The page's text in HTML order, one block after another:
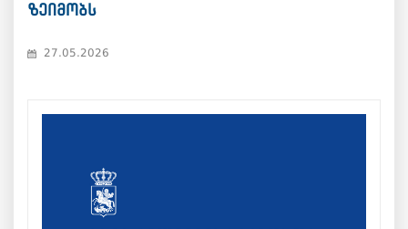
ზეიმობს
27.05.2026